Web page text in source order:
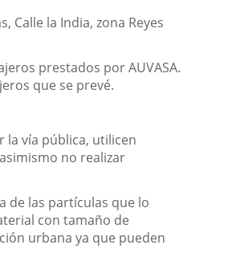
Calle la India, zona Reyes
prestados por AUVASA.
que se prevé.
la vía pública, utilicen
no realizar
de las partículas que lo
con tamaño de
urbana ya que pueden